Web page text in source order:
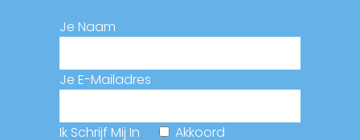
Je Naam
Je E-Mailadres
Ik Schrijf Mij In Akkoord